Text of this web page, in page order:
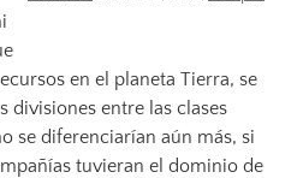
en el planeta Tierra, se
divisiones entre las clases
se diferenciarían aún más, si
tuvieran el dominio de